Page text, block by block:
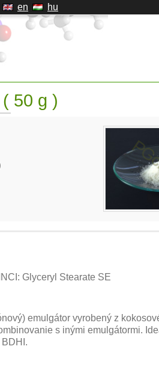
en hu
50 g )
Glyceryl Stearate SE
emulgátor vyrobený z
s inými emulgátormi.